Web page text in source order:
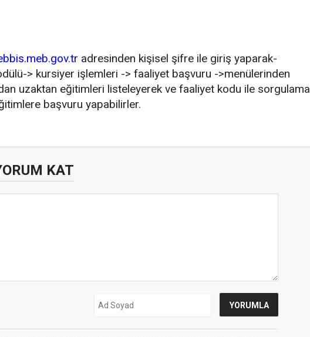
adresinden kişisel şifre ile giriş yaparak-
> kursiyer işlemleri -> faaliyet başvuru ->menülerinden
uzaktan eğitimleri listeleyerek ve faaliyet kodu ile sorgulama
başvuru yapabilirler.
KAT